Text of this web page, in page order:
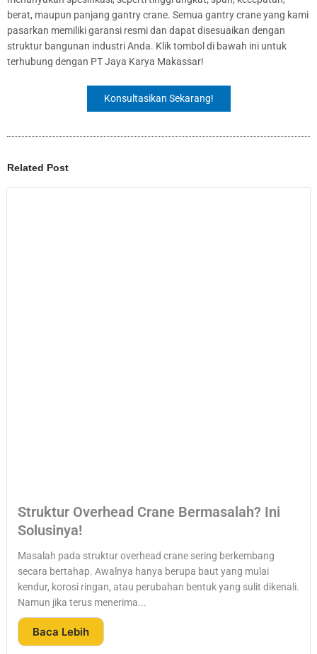
berat, maupun panjang gantry crane. Semua gantry crane yang kami
pasarkan memiliki garansi resmi dan dapat disesuaikan dengan
struktur bangunan industri Anda. Klik tombol di bawah ini untuk
terhubung dengan PT Jaya Karya Makassar!
Konsultasikan Sekarang!
Related Post
Struktur Overhead Crane Bermasalah? Ini
Solusinya!
Masalah pada struktur overhead crane sering berkembang
secara bertahap. Awalnya hanya berupa baut yang mulai
kendur, korosi ringan, atau perubahan bentuk yang sulit dikenali.
Namun jika terus menerima...
Baca Lebih